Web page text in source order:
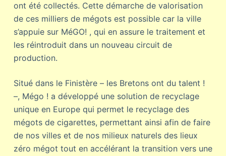
ont été collectés. Cette démarche de valorisation
de ces milliers de mégots est possible car la ville
s’appuie sur MéGO! , qui en assure le traitement et
les réintroduit dans un nouveau circuit de
production.
Situé dans le Finistère – les Bretons ont du talent !
–, Mégo ! a développé une solution de recyclage
unique en Europe qui permet le recyclage des
mégots de cigarettes, permettant ainsi afin de faire
de nos villes et de nos milieux naturels des lieux
zéro mégot tout en accélérant la transition vers une